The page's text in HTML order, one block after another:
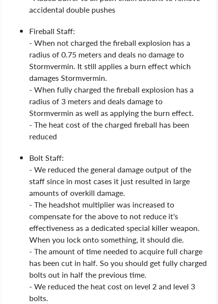
accidental double pushes
Fireball Staff:
- When not charged the fireball explosion has a
radius of 0.75 meters and deals no damage to
Stormvermin. It still applies a burn effect which
damages Stormvermin.
- When fully charged the fireball explosion has a
radius of 3 meters and deals damage to
Stormvermin as well as applying the burn effect.
- The heat cost of the charged fireball has been
reduced
Bolt Staff:
- We reduced the general damage output of the
staff since in most cases it just resulted in large
amounts of overkill damage.
- The headshot multiplier was increased to
compensate for the above to not reduce it's
effectiveness as a dedicated special killer weapon.
When you lock onto something, it should die.
- The amount of time needed to acquire full charge
has been cut in half. So you should get fully charged
bolts out in half the previous time.
- We reduced the heat cost on level 2 and level 3
bolts.